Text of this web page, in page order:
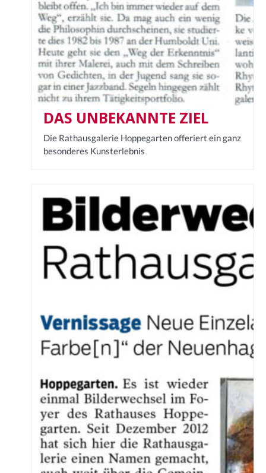
DAS UNBEKANNTE ZIEL
Die Rathausgalerie Hoppegarten offeriert ein ganz
besonderes Kunsterlebnis